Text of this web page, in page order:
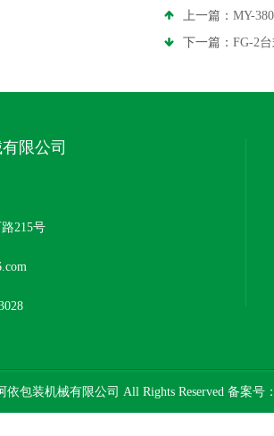
上一篇： MY-
下一篇： FG-2
限公司
215号
包装机械有限公司 All Rights Reserved 备案号